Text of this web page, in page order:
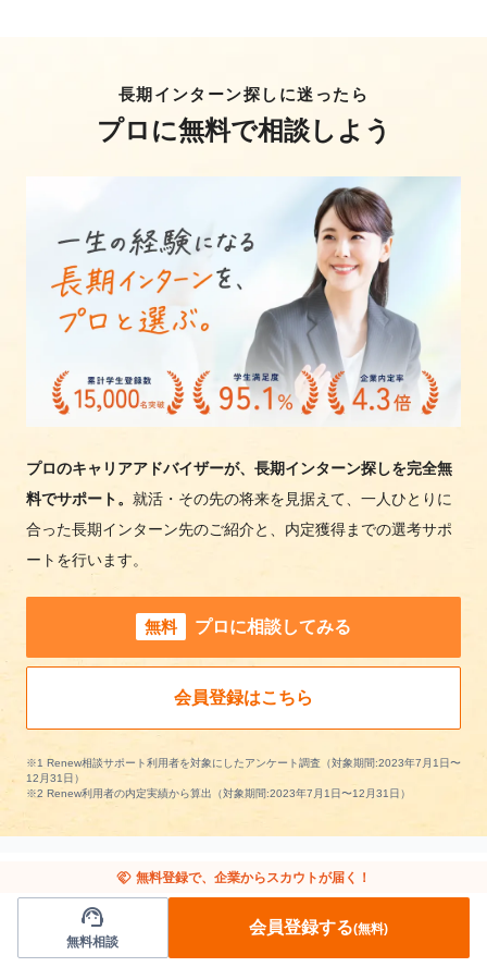
長期インターン探しに迷ったら
プロに無料で相談しよう
プロのキャリアアドバイザーが、長期インターン探しを完全無
料でサポート。 就活・その先の将来を見据えて、一人ひとりに
合った長期インターン先のご紹介と、内定獲得までの選考サポ
ートを行います。
無料 プロに相談してみる
会員登録はこちら
※1 Renew相談サポート利用者を対象にしたアンケート調査（対象期間:2023年7月1日〜
12月31日）
※2 Renew利用者の内定実績から算出（対象期間:2023年7月1日〜12月31日）
他の条件から長期インターンを探す
handshake 無料登録で、企業からスカウトが届く！
support_agent
無料相談
会員登録する(無料)